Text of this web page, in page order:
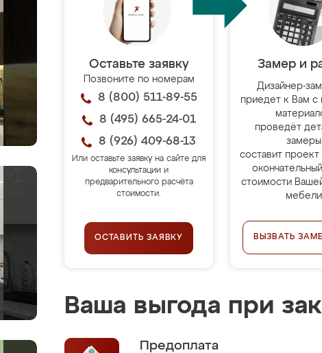
Оставьте заявку
Позвоните по номерам
8 (800) 511-89-55
8 (495) 665-24-01
8 (926) 409-68-13
Или оставьте заявку на сайте для
консультации и
предварительного расчёта
стоимости.
ОСТАВИТЬ ЗАЯВКУ
Замер и
Дизайнер-
приедет к Вам с
проведёт
составит
стоимости
ВЫЗВАТЬ
Ваша выгода при
Предоплата